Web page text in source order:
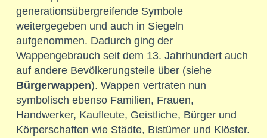
generationsübergreifende Symbole
weitergegeben und auch in Siegeln
aufgenommen. Dadurch ging der
Wappengebrauch seit dem 13. Jahrhundert auch
auf andere Bevölkerungsteile über (siehe
Bürgerwappen). Wappen vertraten nun
symbolisch ebenso Familien, Frauen,
Handwerker, Kaufleute, Geistliche, Bürger und
Körperschaften wie Städte, Bistümer und Klöster.